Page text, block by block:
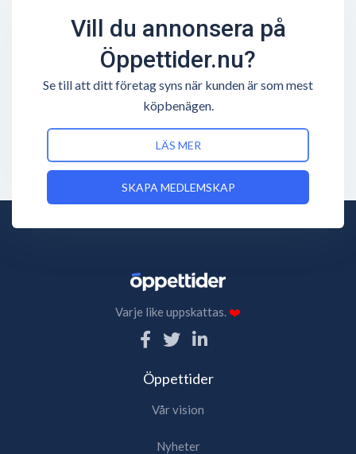
Vill du annonsera på
Öppettider.nu?
Se till att ditt företag syns när kunden är som mest
köpbenägen.
LÄS MER
SKAPA MEDLEMSKAP
Varje like uppskattas.❤️
Öppettider
Vår vision
Nyheter